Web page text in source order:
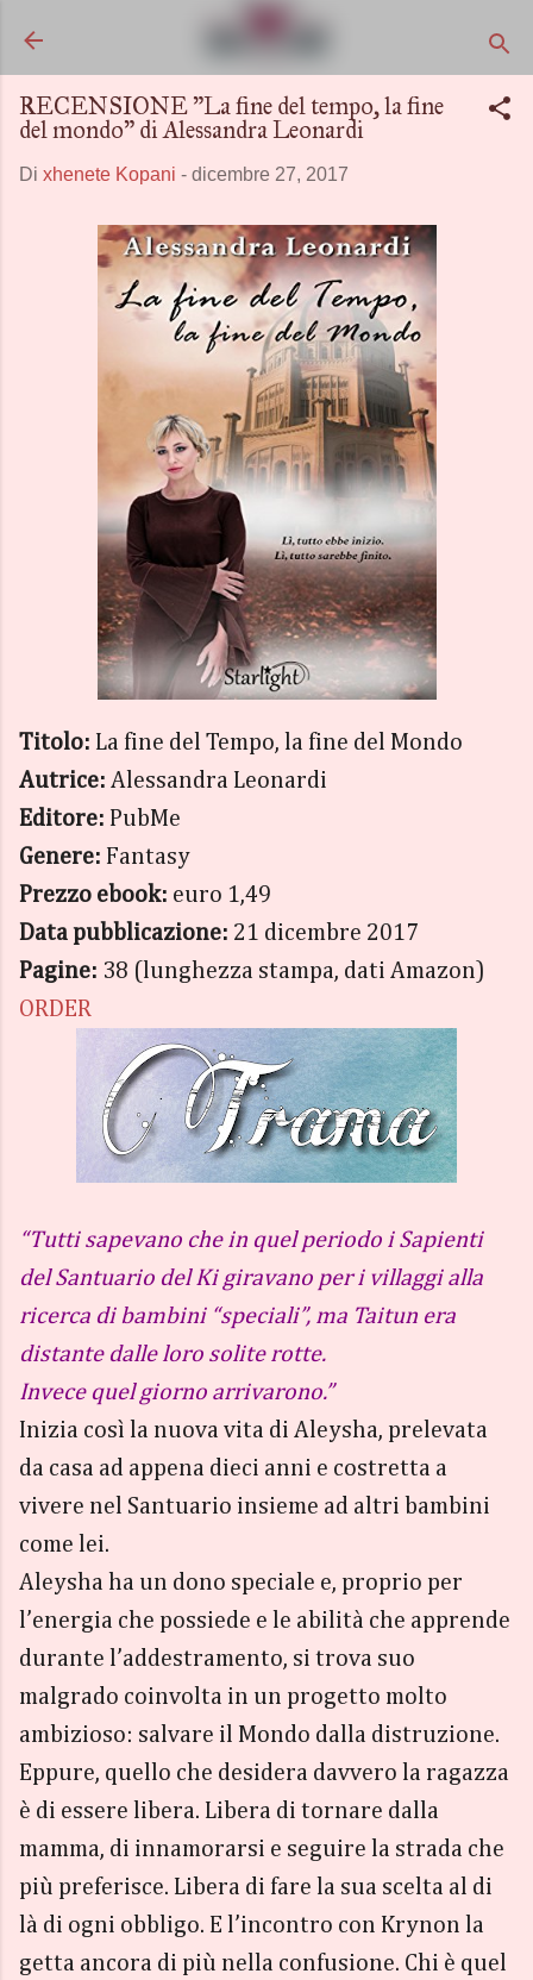
RECENSIONE "La fine del tempo, la fine
del mondo" di Alessandra Leonardi
Di xhenete Kopani - dicembre 27, 2017
Titolo: La fine del Tempo, la fine del Mondo
Autrice: Alessandra Leonardi
Editore: PubMe
Genere: Fantasy
Prezzo ebook: euro 1,49
Data pubblicazione: 21 dicembre 2017
Pagine: 38 (lunghezza stampa, dati Amazon)
ORDER
“Tutti sapevano che in quel periodo i Sapienti
del Santuario del Ki giravano per i villaggi alla
ricerca di bambini “speciali”, ma Taitun era
distante dalle loro solite rotte.
Invece quel giorno arrivarono.”
Inizia così la nuova vita di Aleysha, prelevata
da casa ad appena dieci anni e costretta a
vivere nel Santuario insieme ad altri bambini
come lei.
Aleysha ha un dono speciale e, proprio per
l’energia che possiede e le abilità che apprende
durante l’addestramento, si trova suo
malgrado coinvolta in un progetto molto
ambizioso: salvare il Mondo dalla distruzione.
Eppure, quello che desidera davvero la ragazza
è di essere libera. Libera di tornare dalla
mamma, di innamorarsi e seguire la strada che
più preferisce. Libera di fare la sua scelta al di
là di ogni obbligo. E l’incontro con Krynon la
getta ancora di più nella confusione. Chi è quel